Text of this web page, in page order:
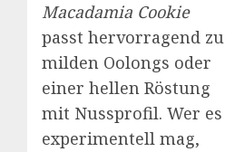
Macadamia Cookie
passt hervorragend zu
milden Oolongs oder
einer hellen Röstung
mit Nussprofil. Wer es
experimentell mag,